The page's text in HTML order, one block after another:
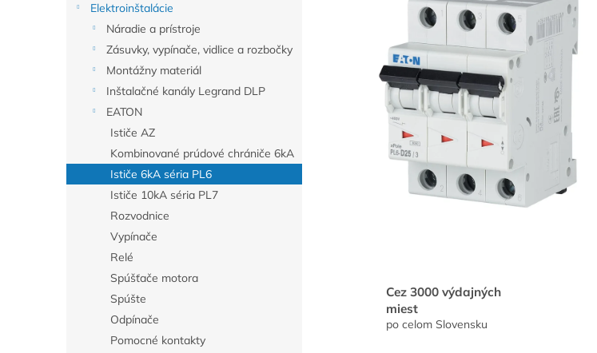
Elektroinštalácie
Náradie a prístroje
Zásuvky, vypínače, vidlice a rozbočky
Montážny materiál
Inštalačné kanály Legrand DLP
EATON
Ističe AZ
Kombinované prúdové chrániče 6kA
Ističe 6kA séria PL6
Ističe 10kA séria PL7
Rozvodnice
Vypínače
Relé
Spúšťače motora
Spúšte
Odpínače
Pomocné kontakty
Cez 3000 výdajných
miest
po celom Slovensku